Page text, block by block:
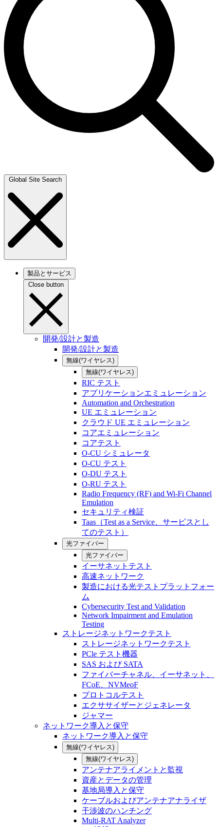
Global Site Search
製品とサービス
Close button
開発/設計と製造
開発/設計と製造
無線(ワイヤレス)
無線(ワイヤレス)
RIC テスト
アプリケーションエミュレーション
Automation and Orchestration
UE エミュレーション
クラウド UE エミュレーション
コアエミュレーション
コアテスト
O-CU シミュレータ
O-CU テスト
O-DU テスト
O-RU テスト
Radio Frequency (RF) and Wi-Fi Channel
Emulation
セキュリティ検証
Taas（Test as a Service、サービスとし
てのテスト）
光ファイバー
光ファイバー
イーサネットテスト
高速ネットワーク
製造における光テストプラットフォー
ム
Cybersecurity Test and Validation
Network Impairment and Emulation
Testing
ストレージネットワークテスト
ストレージネットワークテスト
PCle テスト機器
SAS および SATA
ファイバーチャネル、イーサネット、
FCoE、NVMeoF
プロトコルテスト
エクササイザーとジェネレータ
ジャマー
ネットワーク導入と保守
ネットワーク導入と保守
無線(ワイヤレス)
無線(ワイヤレス)
アンテナアライメントと監視
資産とデータの管理
基地局導入と保守
ケーブルおよびアンテナアナライザ
干渉波のハンチング
Multi-RAT Analyzer